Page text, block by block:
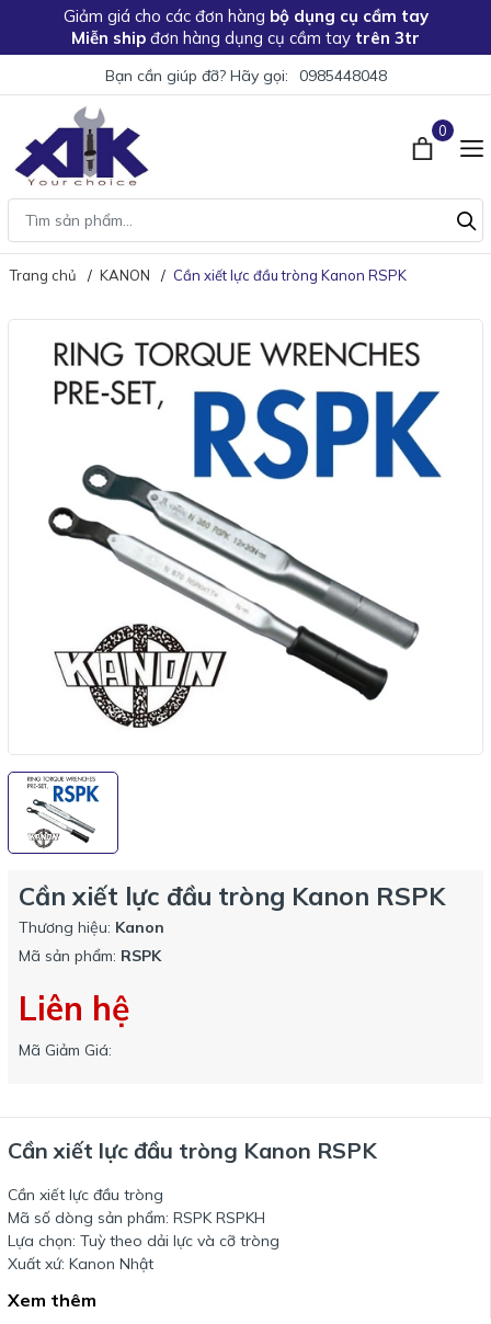
Giảm giá cho các đơn hàng bộ dụng cụ cầm tay
Miễn ship đơn hàng dụng cụ cầm tay trên 3tr
Bạn cần giúp đỡ? Hãy gọi: 0985448048
0
Trang chủ KANON Cần xiết lực đầu tròng Kanon RSPK
Cần xiết lực đầu tròng Kanon RSPK
Thương hiệu: Kanon
Mã sản phẩm: RSPK
Liên hệ
Mã Giảm Giá:
Cần xiết lực đầu tròng Kanon RSPK
Cần xiết lực đầu tròng
Mã số dòng sản phẩm: RSPK RSPKH
Lựa chọn: Tuỳ theo dải lực và cỡ tròng
Xuất xứ: Kanon Nhật
Xem thêm